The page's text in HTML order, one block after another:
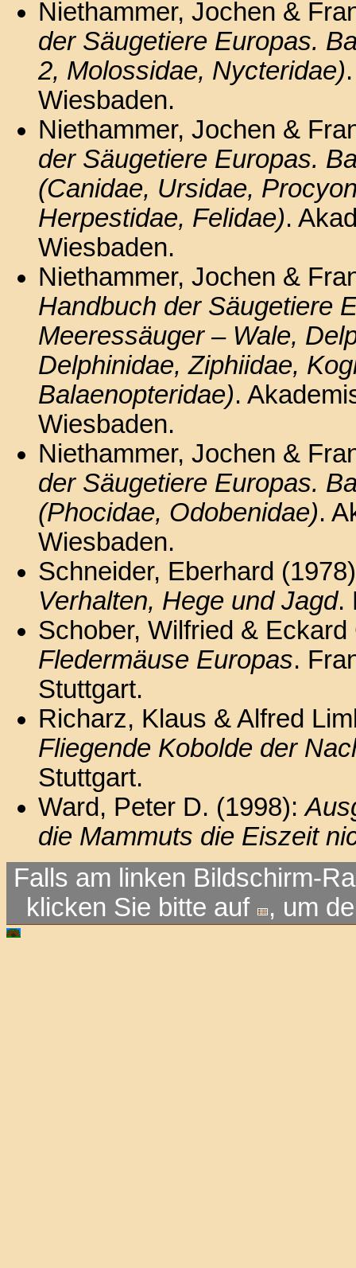
Niethammer, Jochen &
der Säugetiere Europas.
2, Molossidae, Nycteridae)
Wiesbaden.
Niethammer, Jochen &
der Säugetiere Europas.
(Canidae, Ursidae,
Herpestidae, Felidae).
Wiesbaden.
Niethammer, Jochen &
Handbuch der Säugetiere
Meeressäuger – Wale,
Delphinidae, Ziphiidae,
Balaenopteridae).
Wiesbaden.
Niethammer, Jochen &
der Säugetiere Europas.
(Phocidae, Odobenidae).
Wiesbaden.
Schneider, Eberhard
Verhalten, Hege und Jagd.
Schober, Wilfried &
Fledermäuse Europas.
Stuttgart.
Richarz, Klaus & Alfred
Fliegende Kobolde der
Stuttgart.
Ward, Peter D. (1998):
die Mammuts die Eiszeit
Falls am linken Bildschirm-
klicken Sie bitte auf
, um